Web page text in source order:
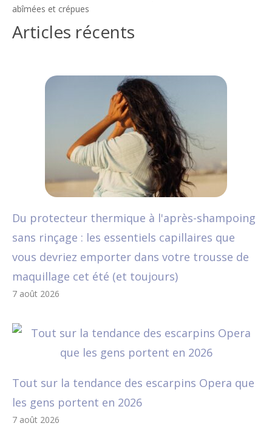
abîmées et crépues
Articles récents
Du protecteur thermique à l'après-shampoing
sans rinçage : les essentiels capillaires que
vous devriez emporter dans votre trousse de
maquillage cet été (et toujours)
7 août 2026
Tout sur la tendance des escarpins Opera que
les gens portent en 2026
7 août 2026